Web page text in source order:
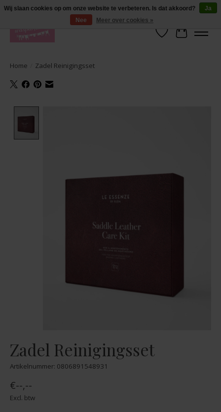
De lekkerste geuren wasparfum in uw eigen shop. Testers nodig? Ga naar
producten --> wasparfum --> geurtester
Verlanglijst
Home Zadel Reinigingsset
Zadel Reinigingsset
Artikelnummer: 0806891548931
€--,--
Excl. btw
Wij slaan cookies op om onze website te verbeteren. Is dat akkoord?
Ja
Nee
Meer over cookies »